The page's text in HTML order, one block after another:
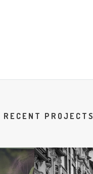
RECENT PROJECTS